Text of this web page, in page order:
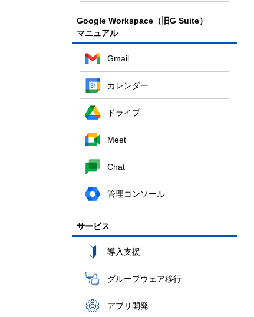
Google Workspace（旧G Suite）
マニュアル
Gmail
カレンダー
ドライブ
Meet
Chat
管理コンソール
サービス
導入支援
グループウェア移行
アプリ開発